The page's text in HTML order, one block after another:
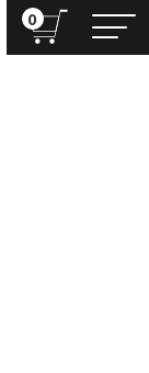
0